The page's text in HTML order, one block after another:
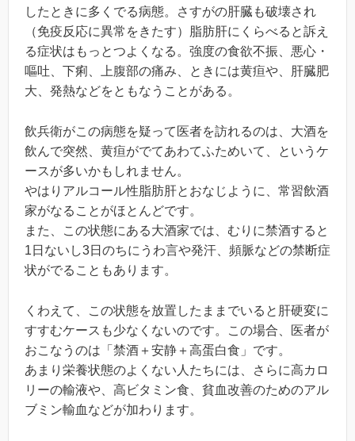
したときに多くでる病態。さすがの肝臓も破壊され
（免疫反応に異常をきたす）脂肪肝にくらべると訴え
る症状はもっとつよくなる。強度の食欲不振、悪心・
嘔吐、下痢、上腹部の痛み、ときには黄疸や、肝臓肥
大、発熱などをともなうことがある。
飲兵衛がこの病態を疑って医者を訪れるのは、大酒を
飲んで突然、黄疸がでてあわてふためいて、というケ
ースが多いかもしれません。
やはりアルコール性脂肪肝とおなじように、常習飲酒
家がなることがほとんどです。
また、この状態にある大酒家では、むりに禁酒すると
1日ないし3日のちにうわ言や発汗、頻脈などの禁断症
状がでることもあります。
くわえて、この状態を放置したままでいると肝硬変に
すすむケースも少なくないのです。この場合、医者が
おこなうのは「禁酒＋安静＋高蛋白食」です。
あまり栄養状態のよくない人たちには、さらに高カロ
リーの輸液や、高ビタミン食、貧血改善のためのアル
ブミン輸血などが加わります。